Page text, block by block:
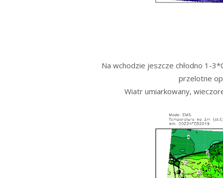
Na wchodzie jeszcze chłodno 1-
przelotne
Wiatr umiarkowany,